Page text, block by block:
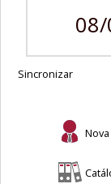
Sincronizar